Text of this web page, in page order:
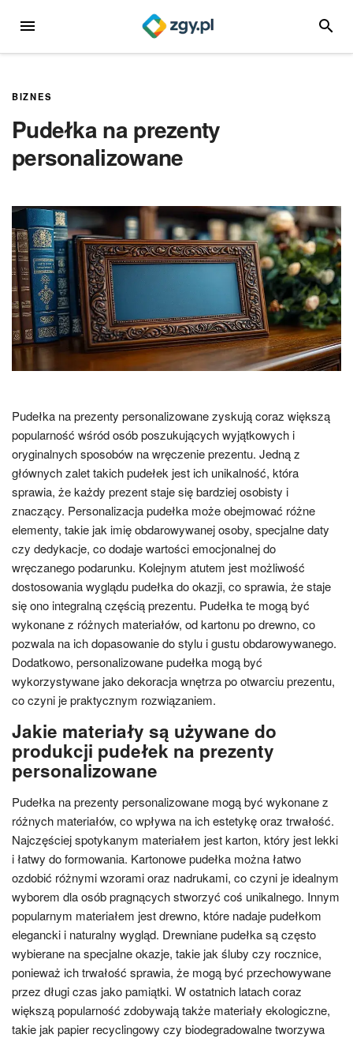
MENU
BIZNES
Pudełka na prezenty
personalizowane
Pudełka na prezenty personalizowane zyskują coraz większą
popularność wśród osób poszukujących wyjątkowych i
oryginalnych sposobów na wręczenie prezentu. Jedną z
głównych zalet takich pudełek jest ich unikalność, która
sprawia, że każdy prezent staje się bardziej osobisty i
znaczący. Personalizacja pudełka może obejmować różne
elementy, takie jak imię obdarowywanej osoby, specjalne daty
czy dedykacje, co dodaje wartości emocjonalnej do
wręczanego podarunku. Kolejnym atutem jest możliwość
dostosowania wyglądu pudełka do okazji, co sprawia, że staje
się ono integralną częścią prezentu. Pudełka te mogą być
wykonane z różnych materiałów, od kartonu po drewno, co
pozwala na ich dopasowanie do stylu i gustu obdarowywanego.
Dodatkowo, personalizowane pudełka mogą być
wykorzystywane jako dekoracja wnętrza po otwarciu prezentu,
co czyni je praktycznym rozwiązaniem.
Jakie materiały są używane do
produkcji pudełek na prezenty
personalizowane
Pudełka na prezenty personalizowane mogą być wykonane z
różnych materiałów, co wpływa na ich estetykę oraz trwałość.
Najczęściej spotykanym materiałem jest karton, który jest lekki
i łatwy do formowania. Kartonowe pudełka można łatwo
ozdobić różnymi wzorami oraz nadrukami, co czyni je idealnym
wyborem dla osób pragnących stworzyć coś unikalnego. Innym
popularnym materiałem jest drewno, które nadaje pudełkom
elegancki i naturalny wygląd. Drewniane pudełka są często
wybierane na specjalne okazje, takie jak śluby czy rocznice,
ponieważ ich trwałość sprawia, że mogą być przechowywane
przez długi czas jako pamiątki. W ostatnich latach coraz
większą popularność zdobywają także materiały ekologiczne,
takie jak papier recyclingowy czy biodegradowalne tworzywa